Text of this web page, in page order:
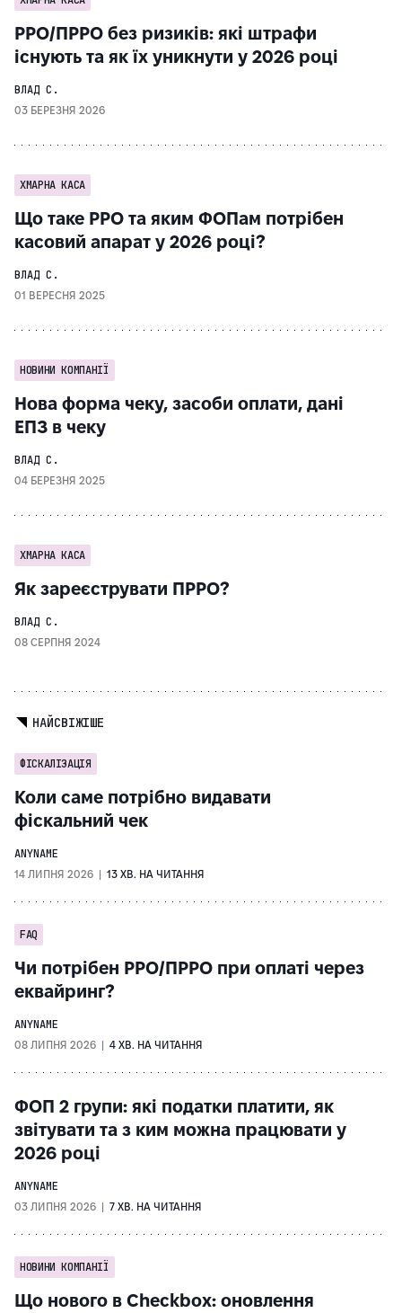
РРО/ПРРО без ризиків: які штрафи
існують та як їх уникнути у 2026 році
ВЛАД С.
03 БЕРЕЗНЯ 2026
ХМАРНА КАСА
Що таке РРО та яким ФОПам потрібен
касовий апарат у 2026 році?
ВЛАД С.
01 ВЕРЕСНЯ 2025
НОВИНИ КОМПАНІЇ
Нова форма чеку, засоби оплати, дані
ЕПЗ в чеку
ВЛАД С.
04 БЕРЕЗНЯ 2025
ХМАРНА КАСА
Як зареєструвати ПРРО?
ВЛАД С.
08 СЕРПНЯ 2024
НАЙСВІЖІШЕ
ФІСКАЛІЗАЦІЯ
Коли саме потрібно видавати
фіскальний чек
ANYNAME
14 ЛИПНЯ 2026 | 13 ХВ. НА ЧИТАННЯ
FAQ
Чи потрібен РРО/ПРРО при оплаті через
еквайринг?
ANYNAME
08 ЛИПНЯ 2026 | 4 ХВ. НА ЧИТАННЯ
ФОП 2 групи: які податки платити, як
звітувати та з ким можна працювати у
2026 році
ANYNAME
03 ЛИПНЯ 2026 | 7 ХВ. НА ЧИТАННЯ
НОВИНИ КОМПАНІЇ
Що нового в Checkbox: оновлення